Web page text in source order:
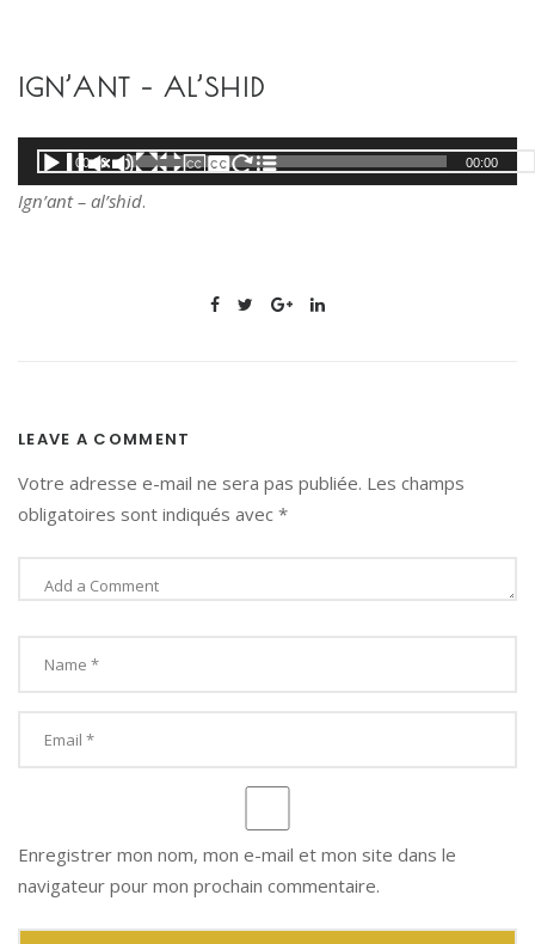
IGN’ANT – AL’SHID
Lecteur
audio
00:00 00:00
Ign’ant – al’shid.
LEAVE A COMMENT
Votre adresse e-mail ne sera pas publiée. Les champs
obligatoires sont indiqués avec *
Enregistrer mon nom, mon e-mail et mon site dans le
navigateur pour mon prochain commentaire.